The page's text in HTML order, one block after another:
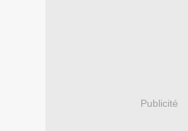
Publicité